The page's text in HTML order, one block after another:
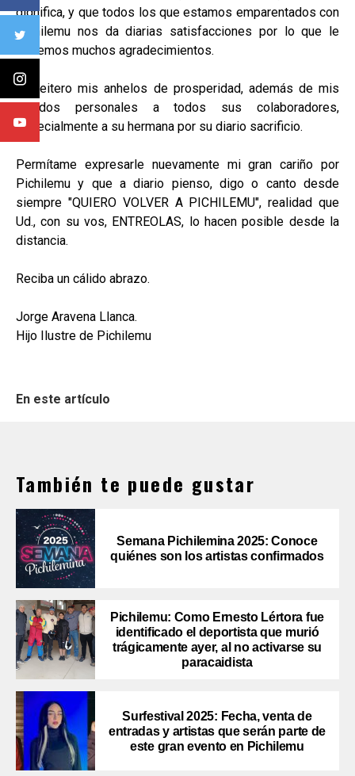
dignifica, y que todos los que estamos emparentados con
Pichilemu nos da diarias satisfacciones por lo que le
debemos muchos agradecimientos.
Le reitero mis anhelos de prosperidad, además de mis
saludos personales a todos sus colaboradores,
especialmente a su hermana por su diario sacrificio.
Permítame expresarle nuevamente mi gran cariño por
Pichilemu y que a diario pienso, digo o canto desde
siempre "QUIERO VOLVER A PICHILEMU", realidad que
Ud., con su vos, ENTREOLAS, lo hacen posible desde la
distancia.
Reciba un cálido abrazo.
Jorge Aravena Llanca.
Hijo Ilustre de Pichilemu
En este artículo
También te puede gustar
Semana Pichilemina 2025: Conoce
quiénes son los artistas confirmados
Pichilemu: Como Ernesto Lértora fue
identificado el deportista que murió
trágicamente ayer, al no activarse su
paracaidista
Surfestival 2025: Fecha, venta de
entradas y artistas que serán parte de
este gran evento en Pichilemu